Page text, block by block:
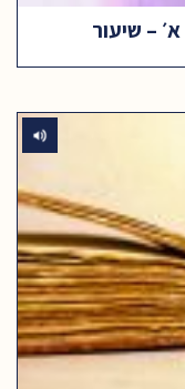
– שיעור